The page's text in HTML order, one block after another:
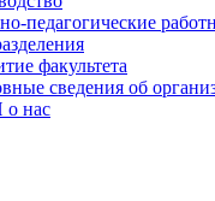
педагогические
факультета
сведения об
нас